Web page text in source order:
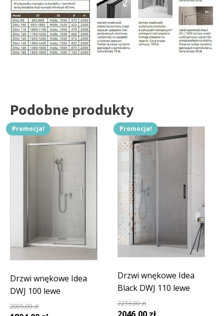
Podobne produkty
Promocja!
Drzwi wnękowe Idea
DWJ 100 lewe
2005,00zł
Promocja!
Drzwi wnękowe Idea
Black DWJ 110 lewe
2273,00zł
PierwotnaAktualna